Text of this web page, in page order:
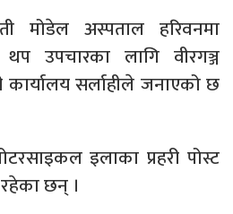
मोडेल अस्पताल हरिवनमा
थप उपचारका लागि वीरगञ्ज
कार्यालय सर्लाहीले जनाएको छ
इलाका प्रहरी पोस्ट
छन् ।